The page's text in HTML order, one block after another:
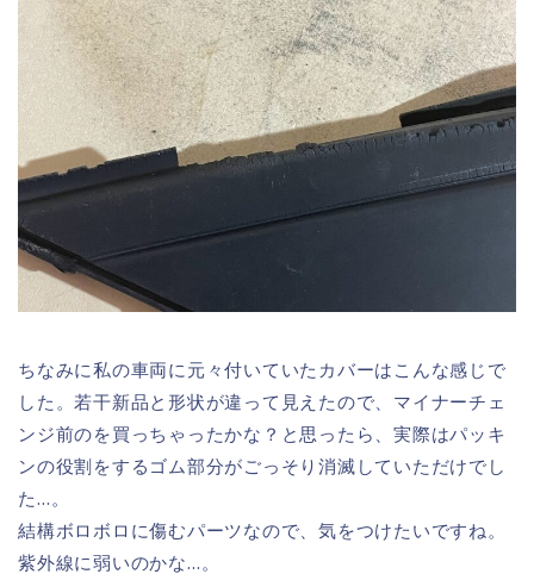
ちなみに私の車両に元々付いていたカバーはこんな感じで
した。若干新品と形状が違って見えたので、マイナーチェ
ンジ前のを買っちゃったかな？と思ったら、実際はパッキ
ンの役割をするゴム部分がごっそり消滅していただけでし
た…。
結構ボロボロに傷むパーツなので、気をつけたいですね。
紫外線に弱いのかな…。